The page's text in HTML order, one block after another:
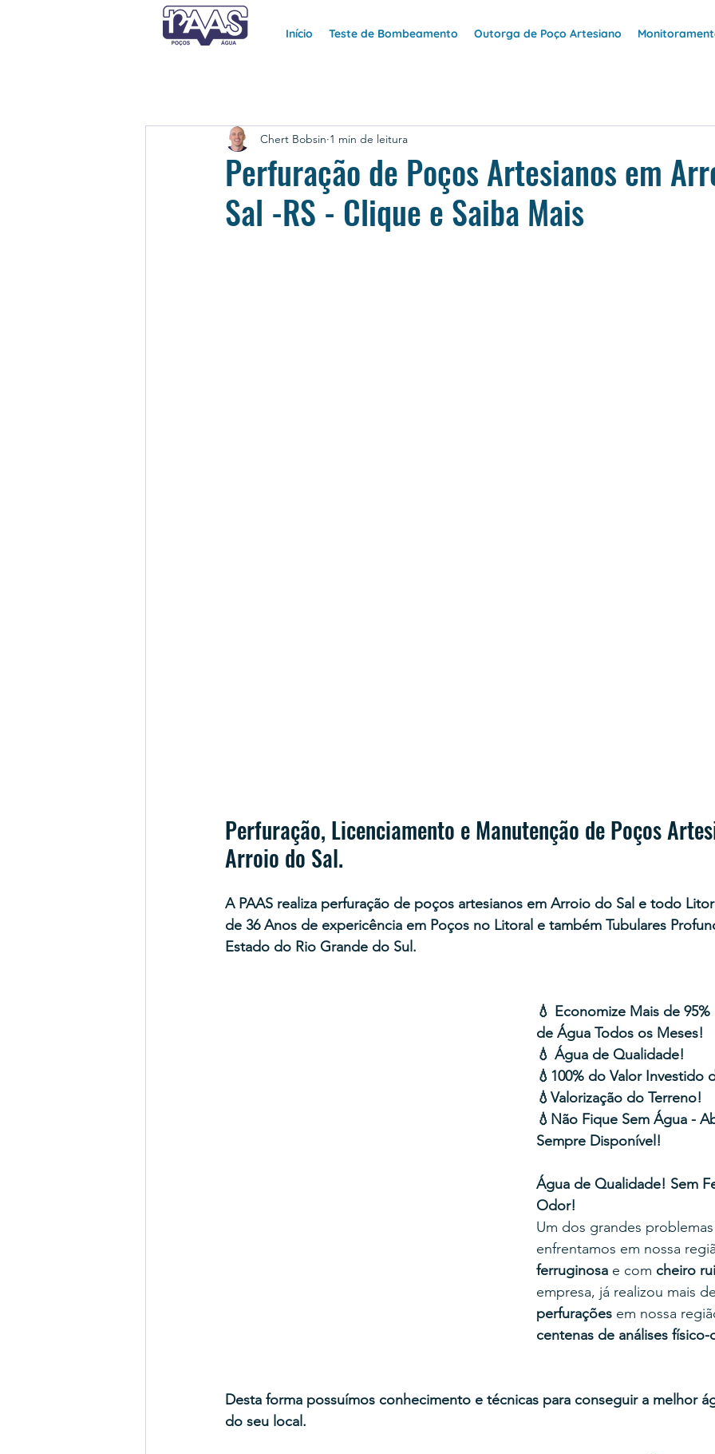
Início Teste de Bombeamento Outorga de Poço Artesiano
Perfuração de Poços Artesianos em
Sal -RS - Clique e Saiba Mais
Chert Bobsin 1 min de leitura
Perfuração, Licenciamento e Manutenção de Poços
Arroio do Sal.
A PAAS realiza perfuração de poços artesianos em Arroio do Sal e todo
de 36 Anos de expericência em Poços no Litoral e também Tubulares
Estado do Rio Grande do Sul.
💧 Economize Mais de
de Água Todos os Meses!
💧 Água de Qualidade!
💧100% do Valor Investido
💧Valorização do Terreno!
💧Não Fique Sem Água -
Sempre Disponível!
Água de Qualidade! Sem
Odor!
Um dos grandes
enfrentamos em nossa
ferruginosa e com cheiro
empresa, já realizou mais
perfurações em nossa
centenas de análises físico-
Desta forma possuímos conhecimento e técnicas para conseguir a melhor
do seu local.